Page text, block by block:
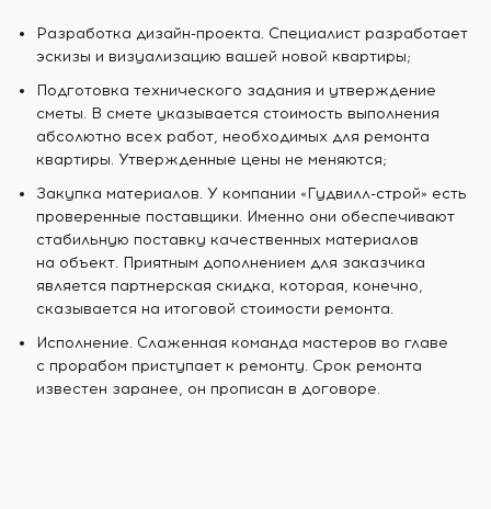
Разработка дизайн-проекта. Специалист разработает
эскизы и визуализацию вашей новой квартиры;
Подготовка технического задания и утверждение
сметы. В смете указывается стоимость выполнения
абсолютно всех работ, необходимых для ремонта
квартиры. Утвержденные цены не меняются;
Закупка материалов. У компании «Гудвилл-строй» есть
проверенные поставщики. Именно они обеспечивают
стабильную поставку качественных материалов
на объект. Приятным дополнением для заказчика
является партнерская скидка, которая, конечно,
сказывается на итоговой стоимости ремонта.
Исполнение. Слаженная команда мастеров во главе
с прорабом приступает к ремонту. Срок ремонта
известен заранее, он прописан в договоре.